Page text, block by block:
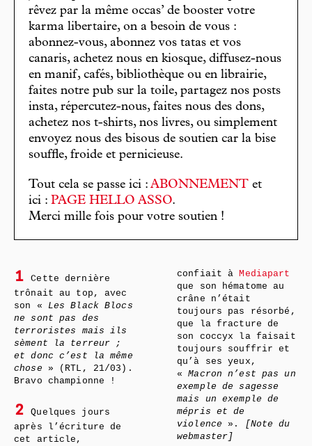
rêvez par la même occas’ de booster votre
karma libertaire, on a besoin de vous :
abonnez-vous, abonnez vos tatas et vos
canaris, achetez nous en kiosque, diffusez-nous
en manif, cafés, bibliothèque ou en librairie,
faites notre pub sur la toile, partagez nos posts
insta, répercutez-nous, faites nous des dons,
achetez nos t-shirts, nos livres, ou simplement
envoyez nous des bisous de soutien car la bise
souffle, froide et pernicieuse.
Tout cela se passe ici : ABONNEMENT et
ici : PAGE HELLO ASSO.
Merci mille fois pour votre soutien !
1
Cette dernière
trônait au top, avec
son « Les Black Blocs
ne sont pas des
terroristes mais ils
sèment la terreur ;
et donc c’est la même
chose » (RTL, 21/03).
Bravo championne !
2
Quelques jours
après l’écriture de
cet article,
confiait àMediapart
que son hématome au
crâne n’était
toujours pas résorbé,
que la fracture de
son coccyx la faisait
toujours souffrir et
qu’à ses yeux,
«Macron n’est pas un
exemple de sagesse
mais un exemple de
mépris et de
violence ». [Note du
webmaster]